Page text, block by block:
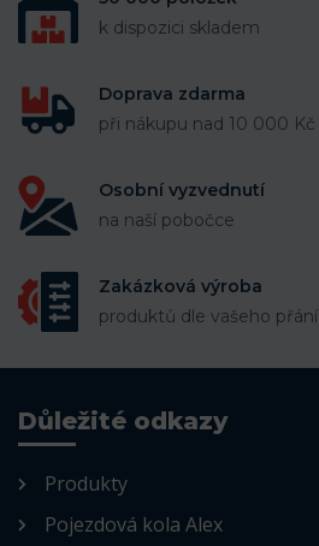
k dispozici skladem
Doprava zdarma
při nákupu nad 10 000 Kč
Osobní vyzvednutí
na naší pobočce
Zakázková výroba
produktů dle vašeho přání
Důležité odkazy
Produkty
Pojezdová kola Alex